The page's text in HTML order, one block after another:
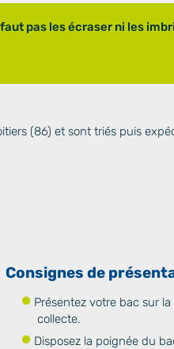
pas les écraser ni les
(86) et sont triés puis
Consignes de
Présentez votre bac sur
collecte.
Disposez la poignée du